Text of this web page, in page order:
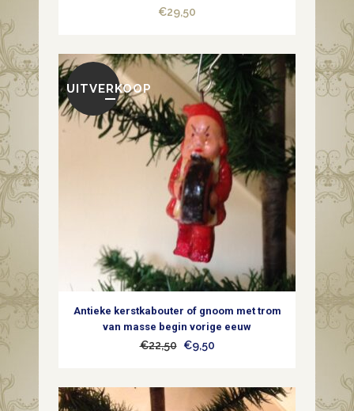
€29,50
UITVERKOOP
Antieke kerstkabouter of gnoom met trom
van masse begin vorige eeuw
€22,50 Oorspronkelijke
was:
€22,50.
€9,50Huidige
is:
€9,50.